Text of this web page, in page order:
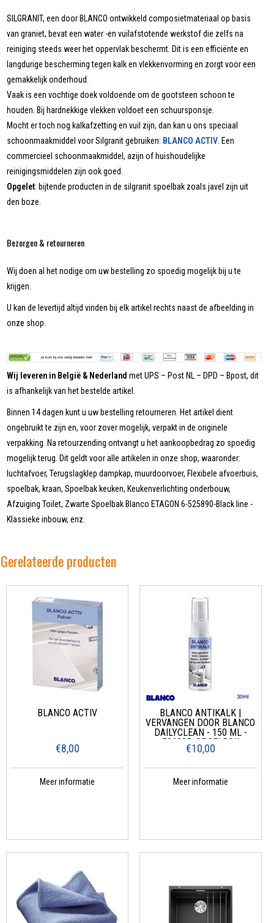
SILGRANIT, een door BLANCO ontwikkeld composietmateriaal op basis
van graniet, bevat een water -en vuilafstotende werkstof die zelfs na
reiniging steeds weer het oppervlak beschermt. Dit is een efficiënte en
langdurige bescherming tegen kalk en vlekkenvorming en zorgt voor een
gemakkelijk onderhoud.
Vaak is een vochtige doek voldoende om de gootsteen schoon te
houden. Bij hardnekkige vlekken voldoet een schuursponsje.
Mocht er toch nog kalkafzetting en vuil zijn, dan kan u ons speciaal
schoonmaakmiddel voor Silgranit gebruiken: BLANCO ACTIV . Een
commercieel schoonmaakmiddel, azijn of huishoudelijke
reinigingsmiddelen zijn ook goed.
Opgelet: bijtende producten in de silgranit spoelbak zoals javel zijn uit
den boze.
Bezorgen & retourneren
Wij doen al het nodige om uw bestelling zo spoedig mogelijk bij u te
krijgen.
U kan de levertijd altijd vinden bij elk artikel rechts naast de afbeelding in
onze shop.
Wij leveren in België & Nederland met UPS – Post NL – DPD – Bpost, dit
is afhankelijk van het bestelde artikel.
Binnen 14 dagen kunt u uw bestelling retourneren. Het artikel dient
ongebruikt te zijn en, voor zover mogelijk, verpakt in de originele
verpakking. Na retourzending ontvangt u het aankoopbedrag zo spoedig
mogelijk terug. Dit geldt voor alle artikelen in onze shop, waaronder:
luchtafvoer, Terugslagklep dampkap, muurdoorvoer, Flexibele afvoerbuis,
spoelbak, kraan, Spoelbak keuken, Keukenverlichting onderbouw,
Afzuiging Toilet, Zwarte Spoelbak Blanco ETAGON 6-525890-Black line -
Klassieke inbouw, enz.
Gerelateerde producten
BLANCO ACTIV
€8,00
Meer informatie
BLANCO ANTIKALK |
VERVANGEN DOOR BLANCO
DAILYCLEAN - 150 ML -
526305, SPOELBAK
€10,00
Meer informatie